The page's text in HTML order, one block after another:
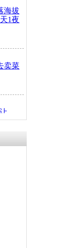
海拔
1夜
卖菜
交